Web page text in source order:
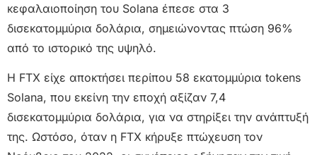
κεφαλαιοποίηση του Solana έπεσε στα 3
δισεκατομμύρια δολάρια, σημειώνοντας πτώση 96%
από το ιστορικό της υψηλό.
Η FTX είχε αποκτήσει περίπου 58 εκατομμύρια tokens
Solana, που εκείνη την εποχή αξίζαν 7,4
δισεκατομμύρια δολάρια, για να στηρίξει την ανάπτυξή
της. Ωστόσο, όταν η FTX κήρυξε πτώχευση τον